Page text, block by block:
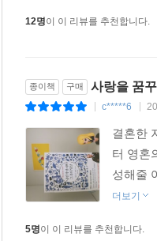
알랭 드 보통은 이 책에서
‘결혼해보니 어떻던가요?’
알랭 드 보통이 풀지 못할 지
12명이 이 리뷰를 추천합니다.
종이책 구매 사랑을 꿈
c*****6
결혼한
터 영혼
성해줄
더보기
5명이 이 리뷰를 추천합니다.